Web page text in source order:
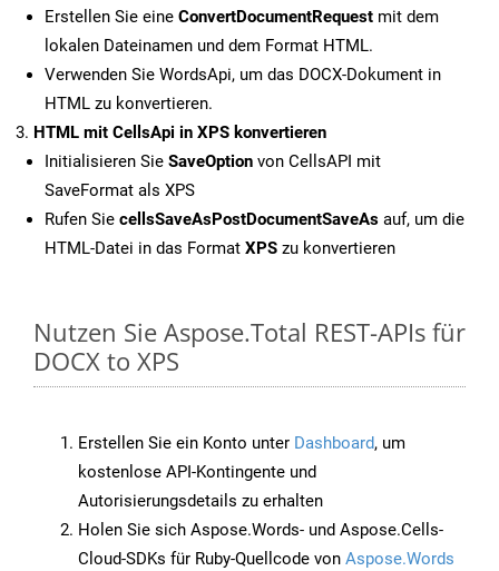
Erstellen Sie eine ConvertDocumentRequest mit dem
lokalen Dateinamen und dem Format HTML.
Verwenden Sie WordsApi, um das DOCX-Dokument in
HTML zu konvertieren.
HTML mit CellsApi in XPS konvertieren
Initialisieren Sie SaveOption von CellsAPI mit
SaveFormat als XPS
Rufen Sie cellsSaveAsPostDocumentSaveAs auf, um die
HTML-Datei in das Format XPS zu konvertieren
Nutzen Sie Aspose.Total REST-APIs für
DOCX to XPS
Erstellen Sie ein Konto unter Dashboard, um
kostenlose API-Kontingente und
Autorisierungsdetails zu erhalten
Holen Sie sich Aspose.Words- und Aspose.Cells-
Cloud-SDKs für Ruby-Quellcode von Aspose.Words